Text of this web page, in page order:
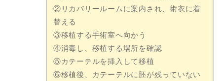
②リカバリールームに案内され、術衣に着
替える
③移植する手術室へ向かう
④消毒し、移植する場所を確認
⑤カテーテルを挿入して移植
⑥移植後、カテーテルに胚が残っていない